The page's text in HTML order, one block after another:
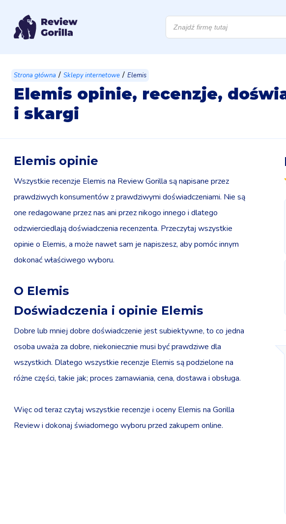
Wyszukiwarka
produktów
Strona główna / Sklepy internetowe / Elemis
Elemis opinie, recenzje,
i skargi
Elemis opinie
Wszystkie recenzje Elemis na Review Gorilla są napisane przez
prawdziwych konsumentów z prawdziwymi doświadczeniami. Nie są
one redagowane przez nas ani przez nikogo innego i dlatego
odzwierciedlają doświadczenia recenzenta. Przeczytaj wszystkie
opinie o Elemis, a może nawet sam je napiszesz, aby pomóc innym
dokonać właściwego wyboru.
O Elemis
Doświadczenia i opinie Elemis
Dobre lub mniej dobre doświadczenie jest subiektywne, to co jedna
osoba uważa za dobre, niekoniecznie musi być prawdziwe dla
wszystkich. Dlatego wszystkie recenzje Elemis są podzielone na
różne części, takie jak; proces zamawiania, cena, dostawa i obsługa.
Więc od teraz czytaj wszystkie recenzje i oceny Elemis na Gorilla
Review i dokonaj świadomego wyboru przed zakupem online.